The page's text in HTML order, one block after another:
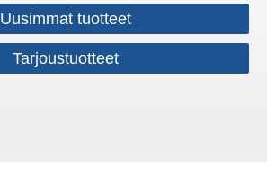
Uusimmat tuotteet
Tarjoustuotteet